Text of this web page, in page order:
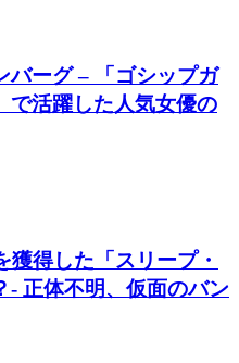
バーグ – 「ゴシップガ
で活躍した人気女優の
得した「スリープ・
- 正体不明、仮面のバン